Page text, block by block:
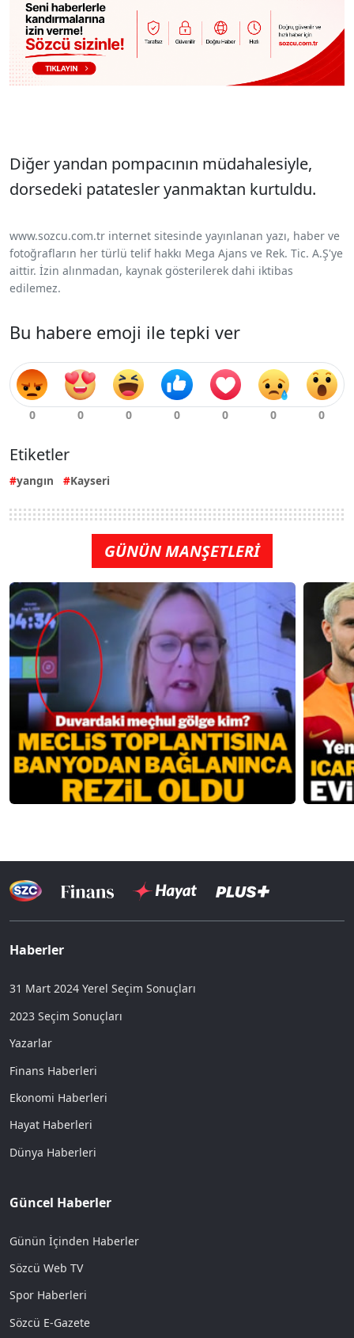
Diğer yandan pompacının müdahalesiyle,
dorsedeki patatesler yanmaktan kurtuldu.
www.sozcu.com.tr internet sitesinde yayınlanan yazı, haber ve
fotoğrafların her türlü telif hakkı Mega Ajans ve Rek. Tic. A.Ş'ye
aittir. İzin alınmadan, kaynak gösterilerek dahi iktibas
edilemez.
Bu habere emoji ile tepki ver
Etiketler
yangın Kayseri
GÜNÜN MANŞETLERİ
Haberler
31 Mart 2024 Yerel Seçim Sonuçları
2023 Seçim Sonuçları
Yazarlar
Finans Haberleri
Ekonomi Haberleri
Hayat Haberleri
Dünya Haberleri
Güncel Haberler
Günün İçinden Haberler
Sözcü Web TV
Spor Haberleri
Sözcü E-Gazete